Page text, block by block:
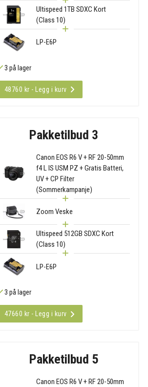
Ultispeed 1TB SDXC Kort
(Class 10)
LP-E6P
3 på lager
48760 kr - Legg i kurv
Pakketilbud 3
Canon EOS R6 V + RF 20-50mm
f4 L IS USM PZ + Gratis Batteri,
UV + CP Filter
(Sommerkampanje)
Zoom Veske
Ultispeed 512GB SDXC Kort
(Class 10)
LP-E6P
3 på lager
47660 kr - Legg i kurv
Pakketilbud 5
Canon EOS R6 V + RF 20-50mm